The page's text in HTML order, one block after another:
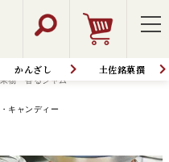
かんざし 土佐銘菓撰
果物 香るジャム
キャンディー